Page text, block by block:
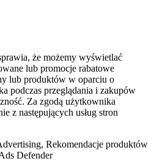
że możemy wyświetlać
lub promocje rabatowe
lub produktów w oparciu o
podczas przeglądania i zakupów
Za zgodą użytkownika
z następujących usług stron
Rekomendacje produktów
Defender